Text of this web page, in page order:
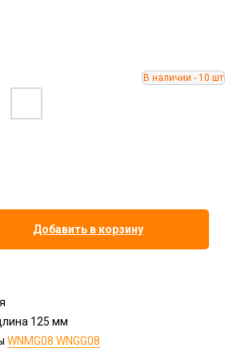
Добавить в корзину
125 мм
WNMG08 WNGG08